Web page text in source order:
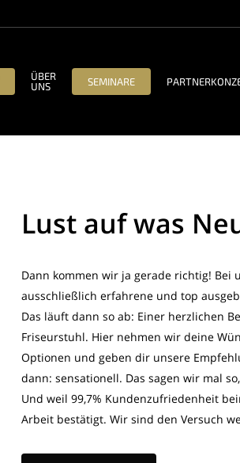
ÜBER
UNS
SEMINARE
Lust auf was
Dann kommen wir ja gerade richtig! Bei
ausschließlich erfahrene und top
Das läuft dann so ab: Einer herzlichen
Friseurstuhl. Hier nehmen wir deine
Optionen und geben dir unsere
dann: sensationell. Das sagen wir mal
Und weil 99,7% Kundenzufriedenheit
Arbeit bestätigt. Wir sind den Versuch